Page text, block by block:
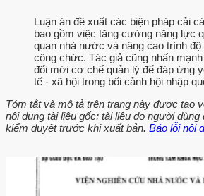
Luận án đề xuất các biện pháp cải
bao gồm việc tăng cường năng lực
quan nhà nước và nâng cao trình độ
công chức. Tác giả cũng nhấn
đổi mới cơ chế quản lý để đáp ứng
tế - xã hội trong bối cảnh hội nhập
Tóm tắt và mô tả trên trang này được tạo
nội dung tài liệu gốc; tài liệu do người
kiểm duyệt trước khi xuất bản. Báo lỗi nội